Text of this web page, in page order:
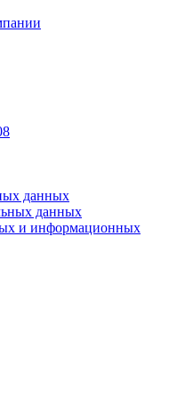
данных
данных
и информационных